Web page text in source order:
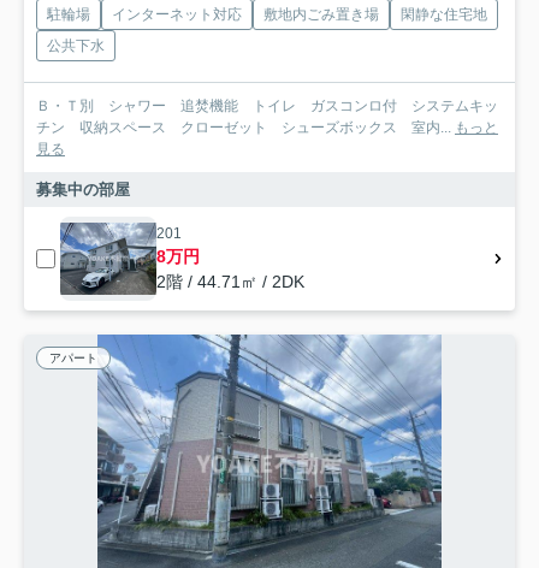
駐輪場 インターネット対応 敷地内ごみ置き場
閑静な住宅地
公共下水
Ｂ・Ｔ別 シャワー 追焚機能 トイレ ガスコンロ付 システムキッ
チン 収納スペース クローゼット シューズボックス 室内... もっと
見る
募集中の部屋
201
8万円
2階 / 44.71㎡ / 2DK
アパート